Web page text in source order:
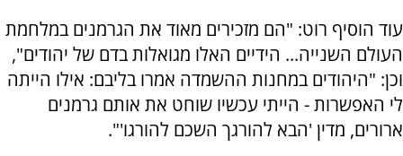
עוד הוסיף רוט: "הם מזכירים מאוד את הגרמנים במלחמת
העולם השנייה... הידיים האלו מגואלות בדם של יהודים",
וכן: "היהודים במחנות ההשמדה אמרו בליבם: אילו הייתה
לי האפשרות - הייתי עכשיו שוחט את אותם גרמנים
ארורים, מדין 'הבא להורגך השכם להורגו'".